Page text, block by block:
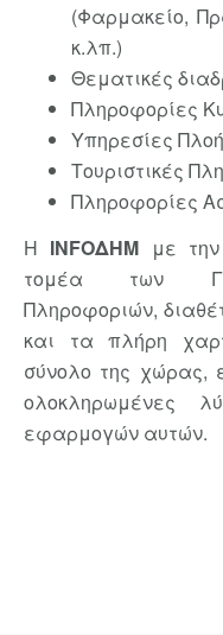
(Φαρμακείο,
κ.λπ.)
Θεματικές
Πληροφορίες
Υπηρεσίες
Τουριστικές
Πληροφορίες
Η INFOΔHM με
τομέα των
Πληροφοριών,
και τα πλήρη
σύνολο της χώρας,
ολοκληρωμένες
εφαρμογών αυτών.